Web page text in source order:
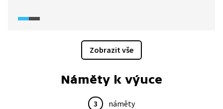
Zobrazit vše
Náměty k výuce
3 náměty